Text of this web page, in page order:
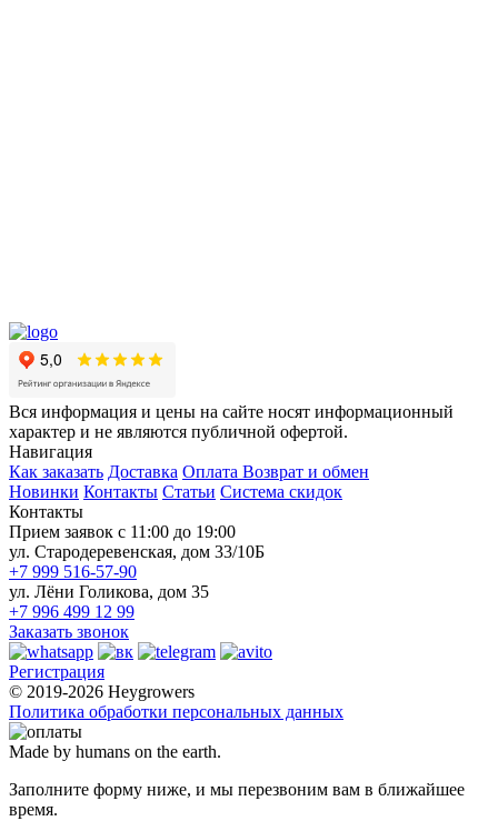
Вся информация и цены на сайте носят информационный
характер и не являются публичной офертой.
Навигация
Как заказать Доставка Оплата Возврат и обмен
Новинки Контакты Статьи Система скидок
Контакты
Прием заявок с 11:00 до 19:00
ул. Стародеревенская, дом 33/10Б
+7 999 516-57-90
ул. Лёни Голикова, дом 35
+7 996 499 12 99
Заказать звонок
Регистрация
© 2019-2026 Heygrowers
Политика обработки персональных данных
Made by humans on the earth.
Заполните форму ниже, и мы перезвоним вам в ближайшее
время.